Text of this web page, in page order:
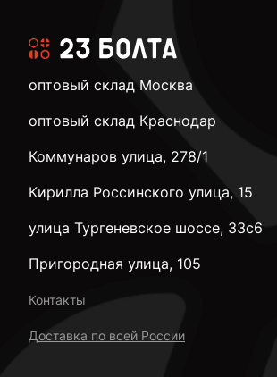
оптовый склад Москва
оптовый склад Краснодар
Коммунаров улица, 278/1
Кирилла Россинского улица, 15
улица Тургеневское шоссе, 33с6
Пригородная улица, 105
Контакты
Доставка по всей России